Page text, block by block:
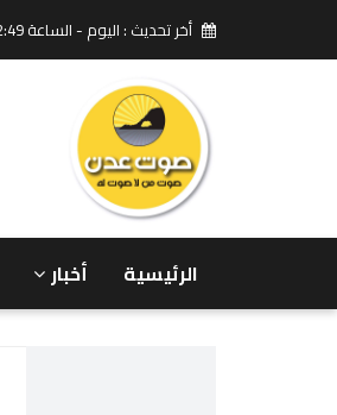
أخر تحديث : اليوم - الساعة 02:49 ص بتوقيت مدينة عدن
الرئيسية أخبار